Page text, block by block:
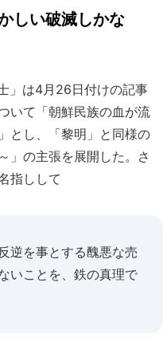
しい破滅しかな
」は4月26日付けの記事
いて「朝鮮民族の血が流
とし、「黎明」と同様の
」の主張を展開した。さ
指しして
逆を事とする醜悪な売
いことを、鉄の真理で